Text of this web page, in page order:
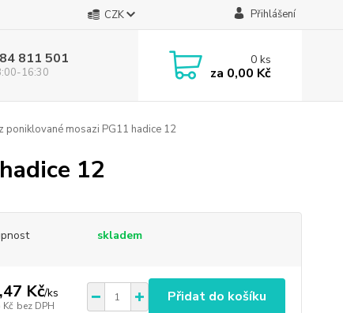
CZK Přihlášení
811 501
16:30
0ks
za 0,00 Kč
poniklované mosazi PG11 hadice 12
12
skladem
Kč/ks
bez DPH
Přidat do košíku